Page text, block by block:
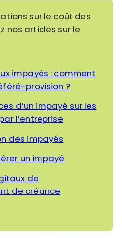
sur le coût des
nos articles sur le
impayés : comment
provision ?
d’un impayé sur les
l’entreprise
des impayés
un impayé
de
de créance